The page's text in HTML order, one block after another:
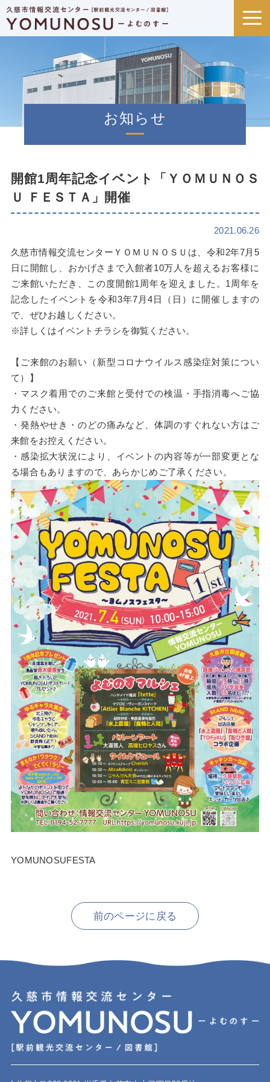
お知らせ
開館1周年記念イベント「ＹＯＭＵＮＯＳ
Ｕ ＦＥＳＴＡ」開催
2021.06.26
久慈市情報交流センターＹＯＭＵＮＯＳＵは、令和2年7月5
日に開館し、おかげさまで入館者10万人を超えるお客様に
ご来館いただき、この度開館1周年を迎えました。1周年を
記念したイベントを令和3年7月4日（日）に開催しますの
で、ぜひお越しください。
※詳しくはイベントチラシを御覧ください。
【ご来館のお願い（新型コロナウイルス感染症対策につい
て）】
・マスク着用でのご来館と受付での検温・手指消毒へご協
力ください。
・発熱やせき・のどの痛みなど、体調のすぐれない方はご
来館をお控えください。
・感染拡大状況により、イベントの内容等が一部変更とな
る場合もありますので、あらかじめご了承ください。
YOMUNOSUFESTA
前のページに戻る